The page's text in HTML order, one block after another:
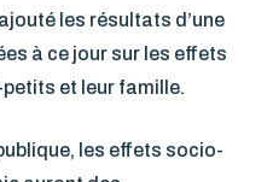
les résultats d’une
à ce jour sur les effets
et leur famille.
les effets socio-